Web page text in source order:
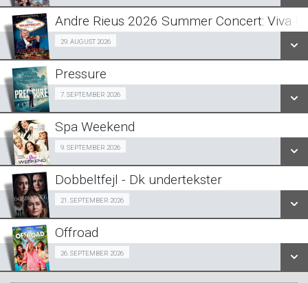
LÆS MERE
SE ALLE DAGE
LÆS MERE
Andre Rieus 2026 Summer Concert: Viva
29. AUGUST 2026
SE ALLE DAGE
LÆS MERE
Pressure
7. SEPTEMBER 2026Halv-pris event 07/09
SE ALLE DAGE
LÆS MERE
Spa Weekend
9. SEPTEMBER 2026Girls Night Out 09/09
SE ALLE DAGE
LÆS MERE
Dobbeltfejl - Dk undertekster
21. SEPTEMBER 2026Forpremiere 21/09
SE ALLE DAGE
LÆS MERE
Offroad
26. SEPTEMBER 2026Snigpremiere 26/09